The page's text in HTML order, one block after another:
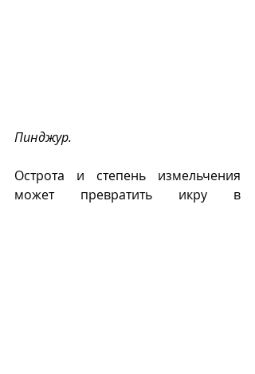
Пинджур.
Острота и степень измельчения
может превратить икру в